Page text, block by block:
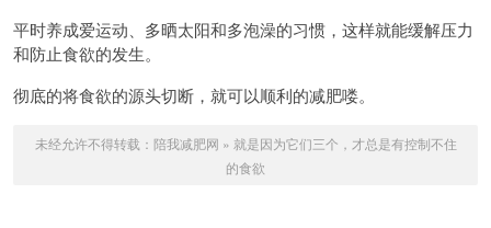
平时养成爱运动、多晒太阳和多泡澡的习惯，这样就能缓解压力
和防止食欲的发生。
彻底的将食欲的源头切断，就可以顺利的减肥喽。
未经允许不得转载： 陪我减肥网 » 就是因为它们三个，才总是有控制不住
的食欲